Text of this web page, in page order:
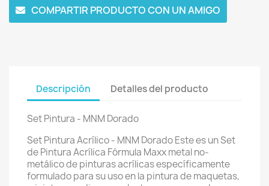
COMPARTIR PRODUCTO CON UN AMIGO
Descripción Detalles del producto
Set Pintura - MNM Dorado
Set Pintura Acrílico - MNM Dorado Este es un Set
de Pintura Acrílica Fórmula Maxx metal no-
metálico de pinturas acrílicas específicamente
formulado para su uso en la pintura de maquetas,